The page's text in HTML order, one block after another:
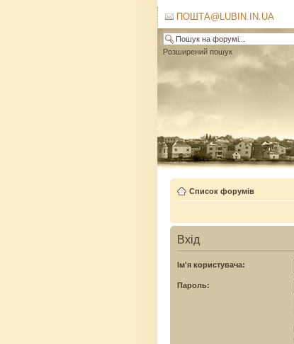
ПОШТА@LUBIN.IN.UA
Розширений пошук
Список форумів
Вхід
Ім'я користувача:
Пароль: